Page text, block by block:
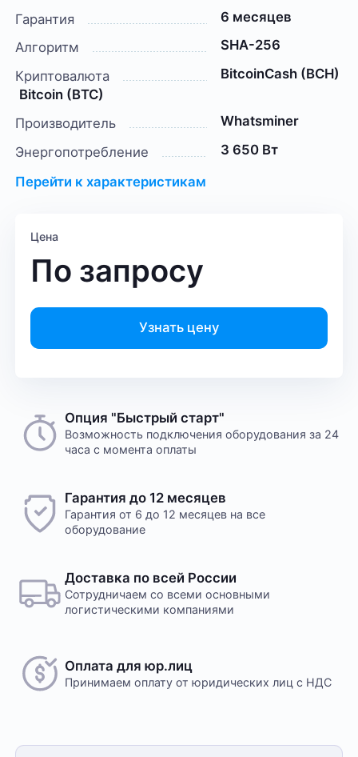
Гарантия
6 месяцев
Алгоритм
SHA-256
Криптовалюта
BitcoinCash (BCH)
Bitcoin (BTC)
Производитель
Whatsminer
Энергопотребление
3 650 Вт
Перейти к характеристикам
Цена
По запросу
Узнать цену
Опция "Быстрый старт"
Возможность подключения оборудования за 24
часа с момента оплаты
Гарантия до 12 месяцев
Гарантия от 6 до 12 месяцев на все
оборудование
Доставка по всей России
Сотрудничаем со всеми основными
логистическими компаниями
Оплата для юр.лиц
Принимаем оплату от юридических лиц с НДС